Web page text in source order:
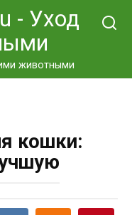
- Уход
животными
кошки: